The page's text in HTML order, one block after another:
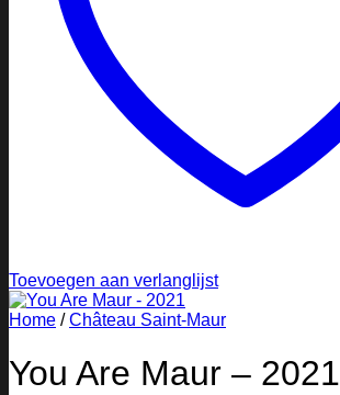
Toevoegen aan verlanglijst
Home / Château Saint-Maur
You Are Maur – 2021